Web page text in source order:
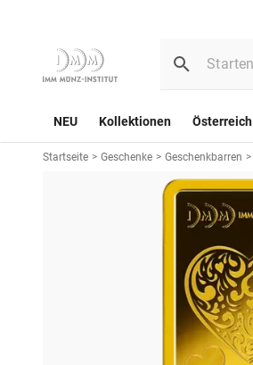
NEU Kollektionen Österreich
Startseite > Geschenke > Geschenkbarren >